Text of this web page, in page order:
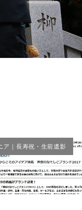
ア｜長寿祝・生前遺影